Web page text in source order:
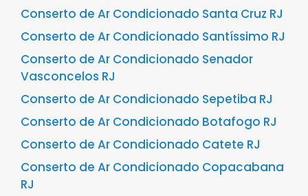
Conserto de Ar Condicionado Santa Cruz RJ
Conserto de Ar Condicionado Santíssimo RJ
Conserto de Ar Condicionado Senador
Vasconcelos RJ
Conserto de Ar Condicionado Sepetiba RJ
Conserto de Ar Condicionado Botafogo RJ
Conserto de Ar Condicionado Catete RJ
Conserto de Ar Condicionado Copacabana
RJ